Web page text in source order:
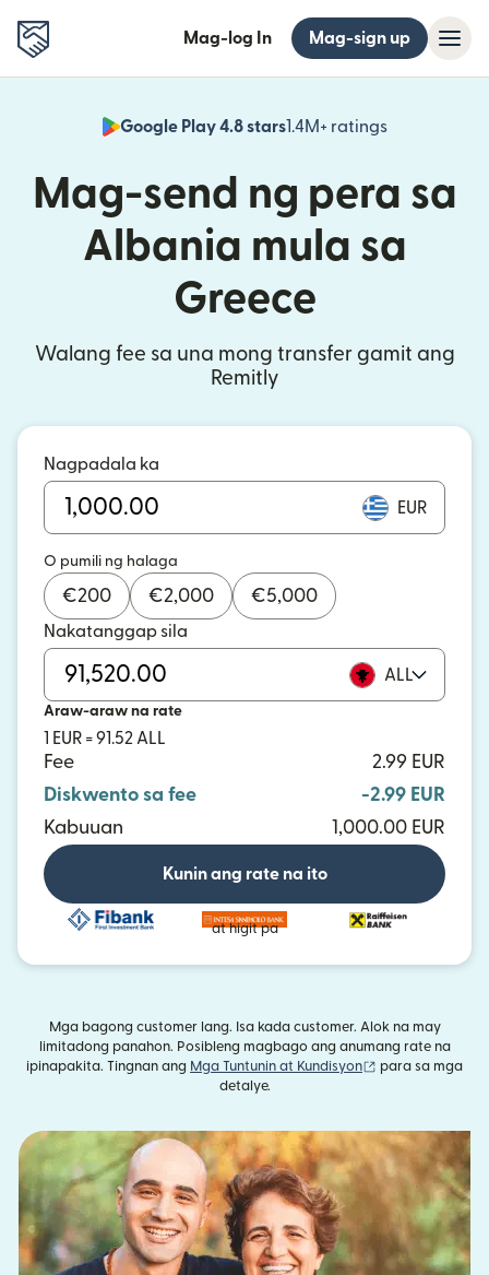
Mag-log In Mag-sign up
Google Play 4.8 stars1.4M+ ratings
(bubukas
Mag-send ng pera sa
Albania mula sa
Greece
Walang fee sa una mong transfer gamit ang
Remitly
Nagpadala ka
EUR
O pumili ng halaga
€200 €2,000 €5,000
Nakatanggap sila
ALL
Araw-araw na rate
1 EUR = 91.52 ALL
Fee
2.99 EUR
Diskwento sa fee
-2.99 EUR
Kabuuan
1,000.00 EUR
Kunin ang rate na ito
at higit pa
Mga bagong customer lang. Isa kada customer. Alok na may
limitadong panahon. Posibleng magbago ang anumang rate na
ipinapakita. Tingnan ang Mga Tuntunin at Kundisyon (bubukas sa
para sa mga
detalye.